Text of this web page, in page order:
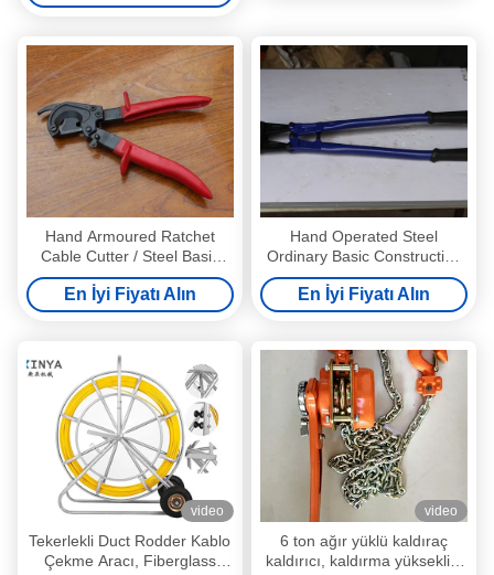
Hand Armoured Ratchet
Cable Cutter / Steel Basic
Hand Tools ISO
En İyi Fiyatı Alın
Hand Operated Steel
Ordinary Basic Construction
Tools / Electrical Wire Cutters
En İyi Fiyatı Alın
video
Tekerlekli Duct Rodder Kablo
Çekme Aracı, Fiberglass
video
6 ton ağır yüklü kaldıraç
kaldırıcı, kaldırma yüksekliği